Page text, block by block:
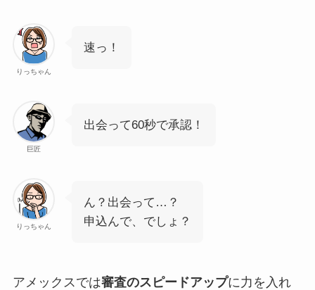
りっちゃん
速っ！
巨匠
出会って60秒で承認！
りっちゃん
ん？出会って…？
申込んで、でしょ？
アメックスでは審査のスピードアップに力を入れ